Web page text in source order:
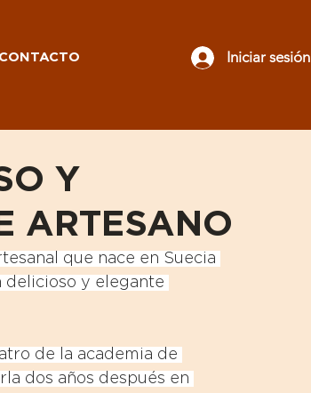
CONTACTO Iniciar sesión
Y
ARTESANO
que nace en Suecia
delicioso y elegante
de la academia de
dos años después en